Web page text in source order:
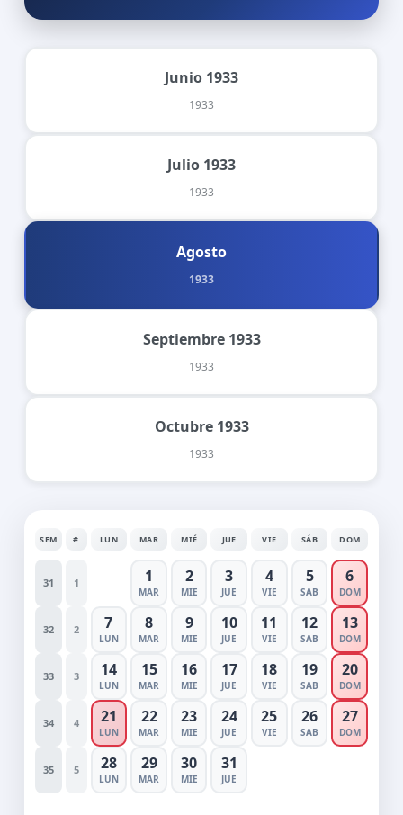
Junio 1933
1933
Julio 1933
1933
Agosto
1933
Septiembre 1933
1933
Octubre 1933
1933
SEM # LUN MAR MIÉ JUE VIE SÁB DOM
31 1 1
MAR
2
MIE
3
JUE
4
VIE
5
SAB
6
DOM
32 2 7
LUN
8
MAR
9
MIE
10
JUE
11
VIE
12
SAB
13
DOM
33 3 14
LUN
15
MAR
16
MIE
17
JUE
18
VIE
19
SAB
20
DOM
34 4 21
LUN
22
MAR
23
MIE
24
JUE
25
VIE
26
SAB
27
DOM
35 5 28
LUN
29
MAR
30
MIE
31
JUE